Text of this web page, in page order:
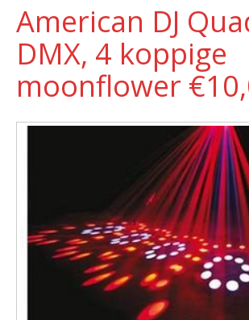
American DJ
DMX, 4 koppige
moonflower